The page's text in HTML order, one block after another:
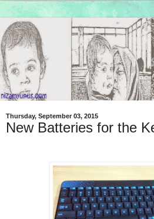
Thursday, September 03, 2015
New Batteries for the